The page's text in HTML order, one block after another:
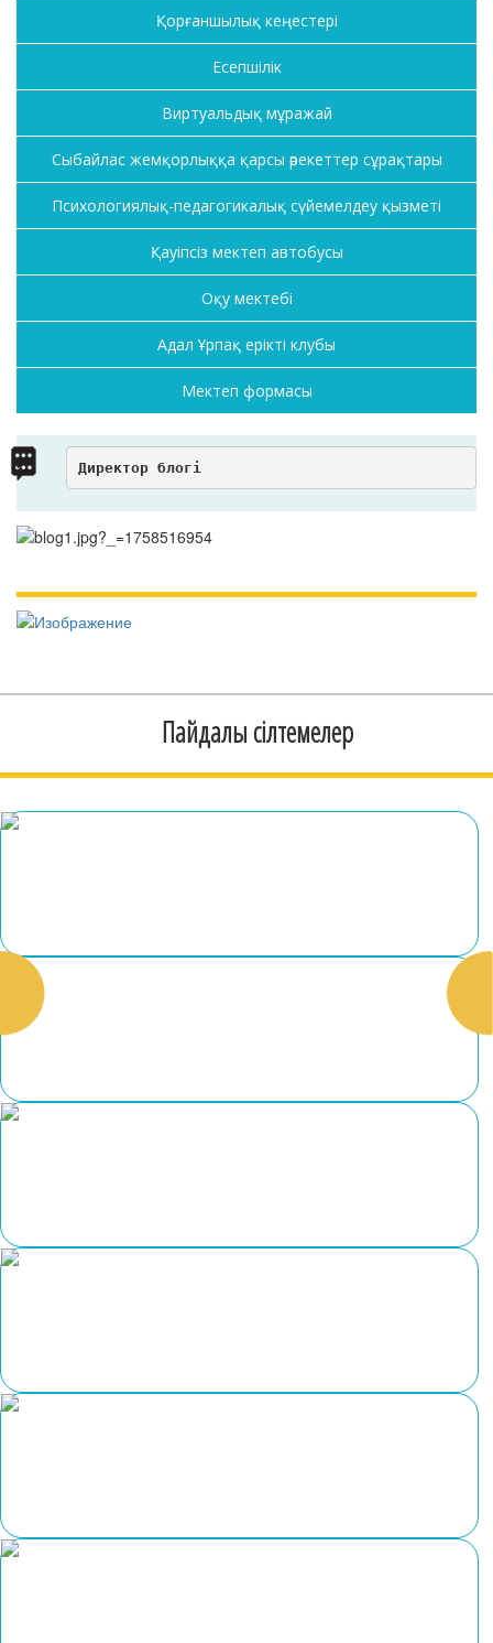
Қорғаншылық кеңестері
Есепшілік
Виртуальдық мұражай
Сыбайлас жемқорлыққа қарсы әрекеттер сұрақтары
Психологиялық-педагогикалық сүйемелдеу қызметі
Қауіпсіз мектеп автобусы
Оқу мектебі
Адал Ұрпақ ерікті клубы
Мектеп формасы
Директор блогі
Пайдалы сілтемелер